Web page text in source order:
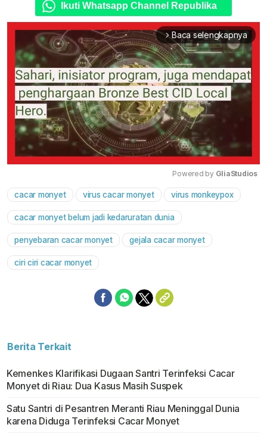
Ikuti Whatsapp Channel Republika
arrow_forward_ios Baca selengkapnya
Mute
Powered by GliaStudios
cacar monyet virus cacar monyet virus monkeypox
cacar monyet belum jadi kedaruratan dunia
penyebaran cacar monyet gejala cacar monyet
ciri ciri cacar monyet
Berita Terkait
Kemenkes Klarifikasi Dugaan Santri Terinfeksi Cacar
Monyet di Riau: Dua Kasus Masih Suspek
Satu Santri di Pesantren Meranti Riau Meninggal Dunia
karena Diduga Terinfeksi Cacar Monyet